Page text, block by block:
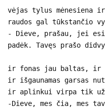
vėjas tylus mėnesiena ir
raudos gal tūkstančio
- Dieve, prašau, jei
padėk. Tavęs prašo
ir fonas jau baltas, ir
ir išgaunamas garsas
ir aplinkui virpa tik
-Dieve, mes čia, mes